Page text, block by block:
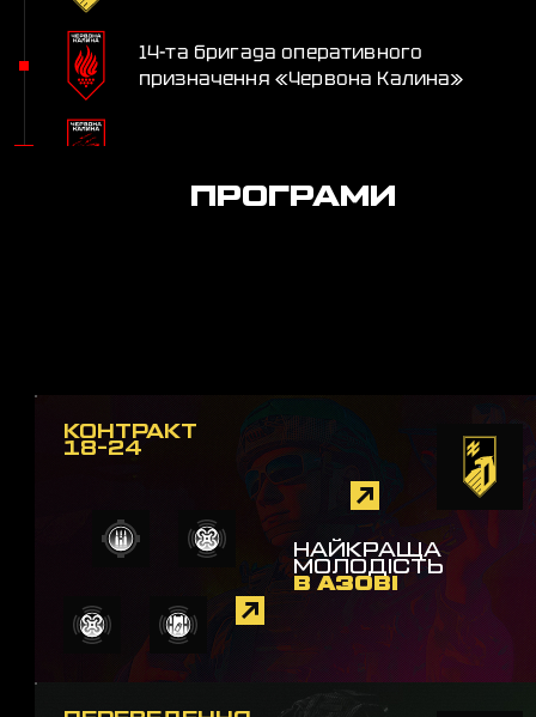
14-та бригада оперативного
призначення «Червона Калина»
ПРОГРАМИ
КОНТРАКТ
18-24
НАЙКРАЩА
МОЛОДІСТЬ
В АЗОВІ